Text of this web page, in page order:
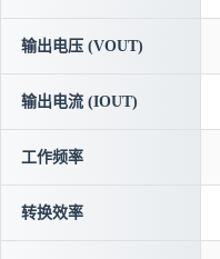
输出电压 (VOUT)
输出电流 (IOUT)
工作频率
转换效率